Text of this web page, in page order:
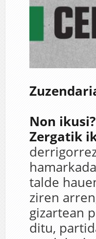
Non ikusi?
Zergatik
talde
ziren
gizartean
ditu,